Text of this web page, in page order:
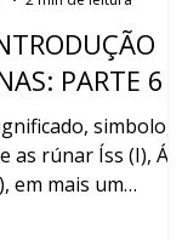
PARTE 6
simbologia
rúnar Íss (I), Ár
em mais um